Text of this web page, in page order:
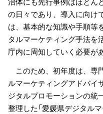
の日々であり、導入に向け
は、基本的な知識や手順等
タルマーケティング手法を
庁内に周知していく必要が
このため、初年度は、専
ルマーケティングアドバイ
ジタルプロモーションの統
整理した「愛媛県デジタル